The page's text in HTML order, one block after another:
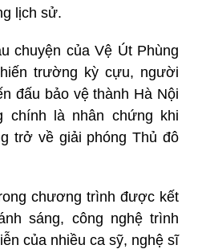
lịch sử.
chuyện của Vệ Út Phùng
trường kỳ cựu, người
đấu bảo vệ thành Hà Nội
chính là nhân chứng khi
trở về giải phóng Thủ đô
chương trình được kết
sáng, công nghệ trình
của nhiều ca sỹ, nghệ sĩ